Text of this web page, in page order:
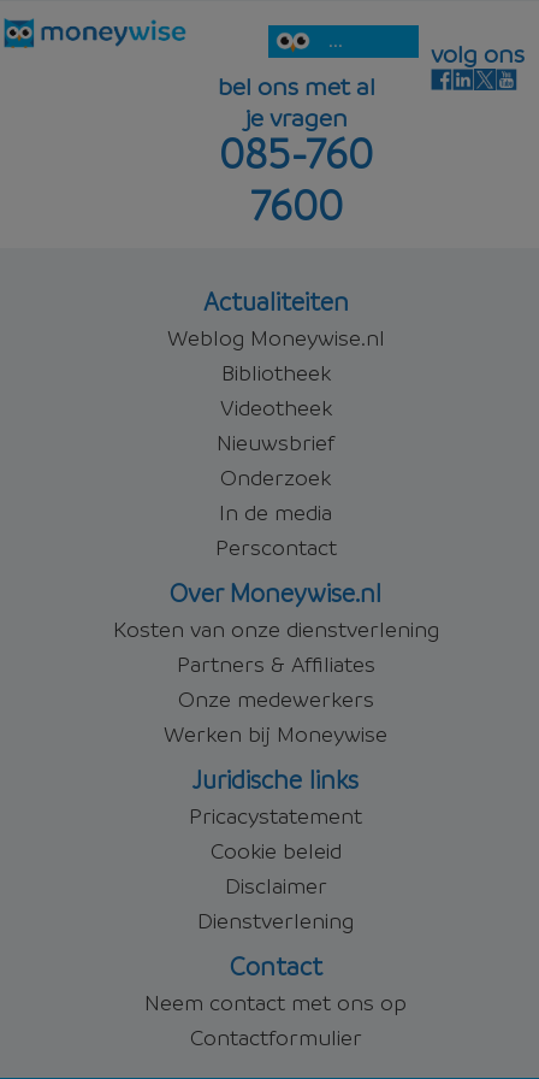
...
bel ons met al
je vragen
085-760
7600
volg ons
Actualiteiten
Weblog Moneywise.nl
Bibliotheek
Videotheek
Nieuwsbrief
Onderzoek
In de media
Perscontact
Over Moneywise.nl
Kosten van onze dienstverlening
Partners & Affiliates
Onze medewerkers
Werken bij Moneywise
Juridische links
Pricacystatement
Cookie beleid
Disclaimer
Dienstverlening
Contact
Neem contact met ons op
Contactformulier